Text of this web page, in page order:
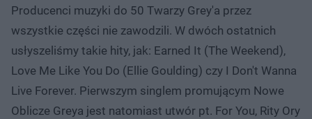
Producenci muzyki do 50 Twarzy Grey'a przez
wszystkie części nie zawodzili. W dwóch ostatnich
usłyszeliśmy takie hity, jak: Earned It (The Weekend),
Love Me Like You Do (Ellie Goulding) czy I Don't Wanna
Live Forever. Pierwszym singlem promującym Nowe
Oblicze Greya jest natomiast utwór pt. For You, Rity Ory